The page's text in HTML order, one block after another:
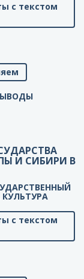
с текстом
И СИБИРИ В
с текстом